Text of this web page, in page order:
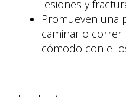
lesiones y
Promueven una
caminar o correr
cómodo con